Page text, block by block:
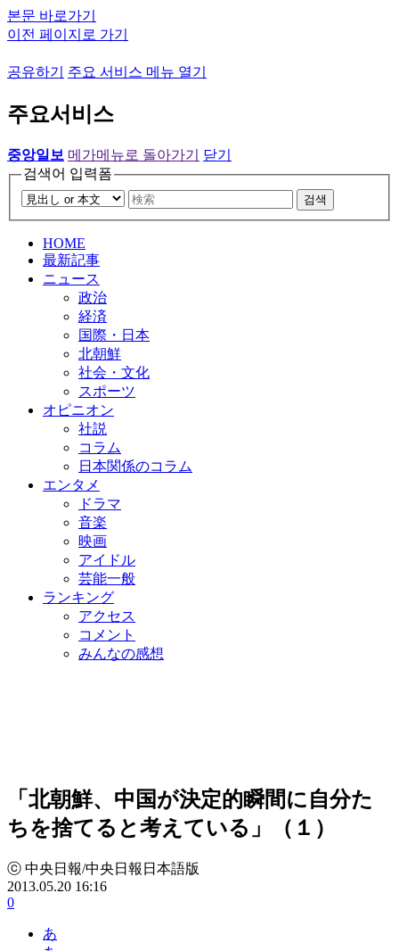
본문 바로가기
이전 페이지로 가기
공유하기 주요 서비스 메뉴 열기
주요서비스
중앙일보 메가메뉴로 돌아가기
닫기
검색어 입력폼
검색
HOME
最新記事
ニュース
政治
経済
国際・日本
北朝鮮
社会・文化
スポーツ
オピニオン
社説
コラム
日本関係のコラム
エンタメ
ドラマ
音楽
映画
アイドル
芸能一般
ランキング
アクセス
コメント
みんなの感想
「北朝鮮、中国が決定的瞬間に自分た
ちを捨てると考えている」（１）
ⓒ 中央日報/中央日報日本語版
2013.05.20 16:16
0
あ